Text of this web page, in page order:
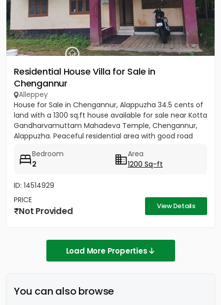
Residential House Villa for Sale in
Chengannur
Alleppey
House for Sale in Chengannur, Alappuzha 34.5 cents of
land with a 1300 sq.ft house available for sale near Kotta
Gandharvamuttam Mahadeva Temple, Chengannur,
Alappuzha. Peaceful residential area with good road
Bedroom
2
Area
1200 Sq-ft
ID: 14514929
PRICE
Not Provided View Details
Load More Properties
You can also browse